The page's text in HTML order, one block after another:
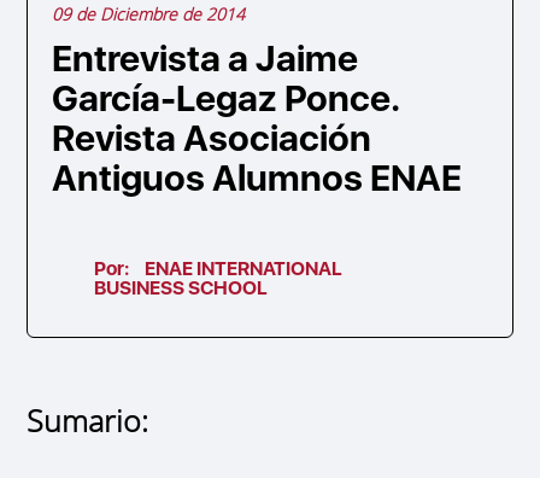
09 de Diciembre de 2014
Entrevista a Jaime
García-Legaz Ponce.
Revista Asociación
Antiguos Alumnos ENAE
Por:
ENAE INTERNATIONAL
BUSINESS SCHOOL
Sumario: